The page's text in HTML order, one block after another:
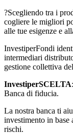
?Scegliendo tra i
cogliere le migliori
alle tue esigenze e
InvestiperFondi
intermediari
gestione collettiva
InvestiperSCELTA
Banca di fiducia.
La nostra banca ti
investimento in base
rischi.